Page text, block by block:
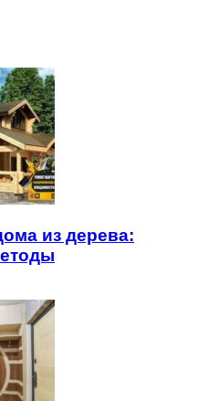
из дерева: